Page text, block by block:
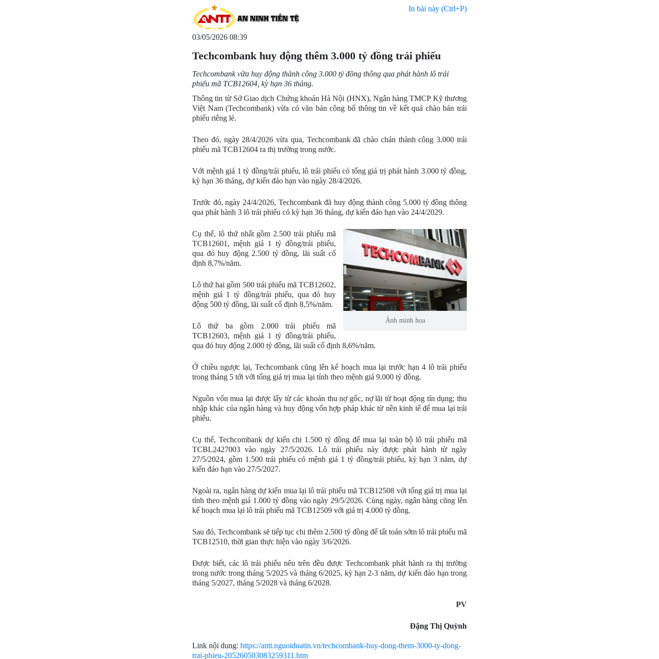
03/05/2026 08:39
In bài này (Ctrl+P)
Techcombank huy động thêm 3.000 tỷ đồng trái phiếu
Techcombank vừa huy động thành công 3.000 tỷ đồng thông qua phát hành lô trái
phiếu mã TCB12604, kỳ hạn 36 tháng.
Thông tin từ Sở Giao dịch Chứng khoán Hà Nội (HNX), Ngân hàng TMCP Kỹ thương
Việt Nam (Techcombank) vừa có văn bản công bố thông tin về kết quả chào bán trái
phiếu riêng lẻ.
Theo đó, ngày 28/4/2026 vừa qua, Techcombank đã chào chán thành công 3.000 trái
phiếu mã TCB12604 ra thị trường trong nước.
Với mệnh giá 1 tỷ đồng/trái phiếu, lô trái phiếu có tổng giá trị phát hành 3.000 tỷ đồng,
kỳ hạn 36 tháng, dự kiến đáo hạn vào ngày 28/4/2026.
Trước đó, ngày 24/4/2026, Techcombank đã huy động thành công 5.000 tỷ đồng thông
qua phát hành 3 lô trái phiếu có kỳ hạn 36 tháng, dự kiến đáo hạn vào 24/4/2029.
Ảnh minh họa
Cụ thể, lô thứ nhất gồm 2.500 trái phiếu mã
TCB12601, mệnh giá 1 tỷ đồng/trái phiếu,
qua đó huy động 2.500 tỷ đồng, lãi suất cố
định 8,7%/năm.
Lô thứ hai gồm 500 trái phiếu mã TCB12602,
mệnh giá 1 tỷ đồng/trái phiếu, qua đó huy
động 500 tỷ đồng, lãi suất cố định 8,5%/năm.
Lô thứ ba gồm 2.000 trái phiếu mã
TCB12603, mệnh giá 1 tỷ đồng/trái phiếu,
qua đó huy động 2.000 tỷ đồng, lãi suất cố định 8,6%/năm.
Ở chiều ngược lại, Techcombank cũng lên kế hoạch mua lại trước hạn 4 lô trái phiếu
trong tháng 5 tới với tổng giá trị mua lại tính theo mệnh giá 9.000 tỷ đồng.
Nguồn vốn mua lại được lấy từ các khoản thu nợ gốc, nợ lãi từ hoạt động tín dụng; thu
nhập khác của ngân hàng và huy động vốn hợp pháp khác từ nền kinh tế để mua lại trái
phiếu.
Cụ thể, Techcombank dự kiến chi 1.500 tỷ đồng để mua lại toàn bộ lô trái phiếu mã
TCBL2427003 vào ngày 27/5/2026. Lô trái phiếu này được phát hành từ ngày
27/5/2024, gồm 1.500 trái phiếu có mệnh giá 1 tỷ đồng/trái phiếu, kỳ hạn 3 năm, dự
kiến đáo hạn vào 27/5/2027.
Ngoài ra, ngân hàng dự kiến mua lại lô trái phiếu mã TCB12508 với tổng giá trị mua lại
tính theo mệnh giá 1.000 tỷ đồng vào ngày 29/5/2026. Cùng ngày, ngân hàng cũng lên
kế hoạch mua lại lô trái phiếu mã TCB12509 với giá trị 4.000 tỷ đồng.
Sau đó, Techcombank sẽ tiếp tục chi thêm 2.500 tỷ đồng để tất toán sớm lô trái phiếu mã
TCB12510, thời gian thực hiện vào ngày 3/6/2026.
Được biết, các lô trái phiếu nêu trên đều được Techcombank phát hành ra thị trường
trong nước trong tháng 5/2025 và tháng 6/2025, kỳ hạn 2-3 năm, dự kiến đáo hạn trong
tháng 5/2027, tháng 5/2028 và tháng 6/2028.
PV
Đặng Thị Quỳnh
Link nội dung: https://antt.nguoiduatin.vn/techcombank-huy-dong-them-3000-ty-dong-
trai-phieu-205260503083259311.htm